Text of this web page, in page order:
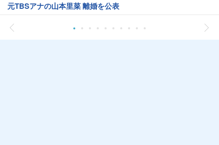
元TBSアナの山本里菜 離婚を公表